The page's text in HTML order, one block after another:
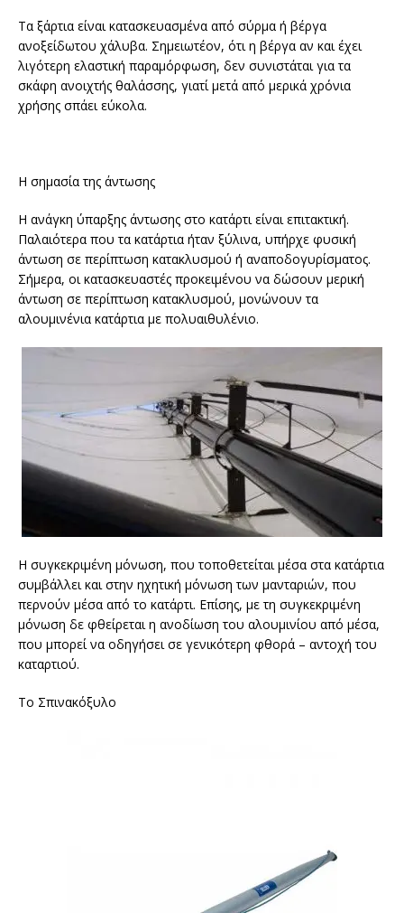
Τα ξάρτια είναι κατασκευασμένα από σύρμα ή βέργα
ανοξείδωτου χάλυβα. Σημειωτέον, ότι η βέργα αν και έχει
λιγότερη ελαστική παραμόρφωση, δεν συνιστάται για τα
σκάφη ανοιχτής θαλάσσης, γιατί μετά από μερικά χρόνια
χρήσης σπάει εύκολα.
Η σημασία της άντωσης
Η ανάγκη ύπαρξης άντωσης στο κατάρτι είναι επιτακτική.
Παλαιότερα που τα κατάρτια ήταν ξύλινα, υπήρχε φυσική
άντωση σε περίπτωση κατακλυσμού ή αναποδογυρίσματος.
Σήμερα, οι κατασκευαστές προκειμένου να δώσουν μερική
άντωση σε περίπτωση κατακλυσμού, μονώνουν τα
αλουμινένια κατάρτια με πολυαιθυλένιο.
Η συγκεκριμένη μόνωση, που τοποθετείται μέσα στα κατάρτια
συμβάλλει και στην ηχητική μόνωση των μανταριών, που
περνούν μέσα από το κατάρτι. Επίσης, με τη συγκεκριμένη
μόνωση δε φθείρεται η ανοδίωση του αλουμινίου από μέσα,
που μπορεί να οδηγήσει σε γενικότερη φθορά – αντοχή του
καταρτιού.
Το Σπινακόξυλο